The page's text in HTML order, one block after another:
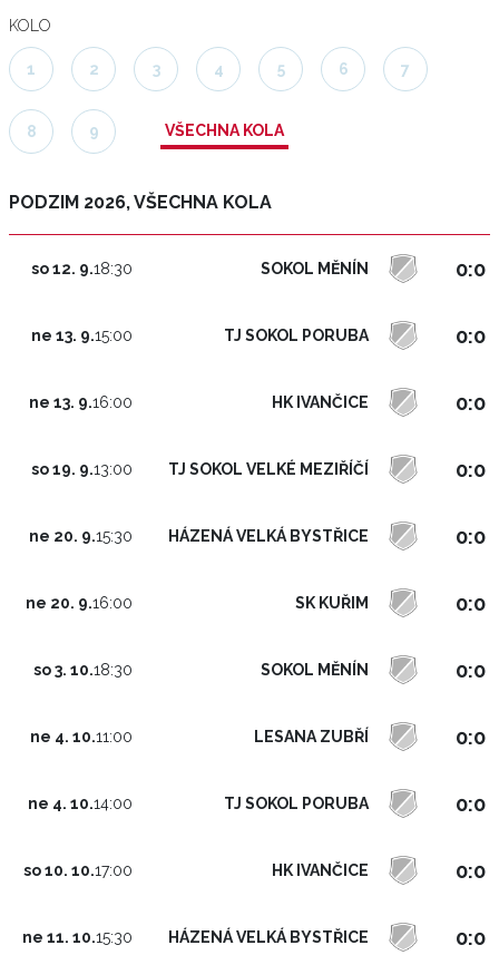
KOLO
1 2 3 4 5 6 7
8 9 VŠECHNA KOLA
PODZIM 2026, VŠECHNA KOLA
so 12. 9.18:30 SOKOL MĚNÍN 0:0
ne 13. 9.15:00 TJ SOKOL PORUBA 0:0
ne 13. 9.16:00 HK IVANČICE 0:0
so 19. 9.13:00 TJ SOKOL VELKÉ MEZIŘÍČÍ 0:0
ne 20. 9.15:30 HÁZENÁ VELKÁ BYSTŘICE 0:0
ne 20. 9.16:00 SK KUŘIM 0:0
so 3. 10.18:30 SOKOL MĚNÍN 0:0
ne 4. 10.11:00 LESANA ZUBŘÍ 0:0
ne 4. 10.14:00 TJ SOKOL PORUBA 0:0
so 10. 10.17:00 HK IVANČICE 0:0
ne 11. 10.15:30 HÁZENÁ VELKÁ BYSTŘICE 0:0